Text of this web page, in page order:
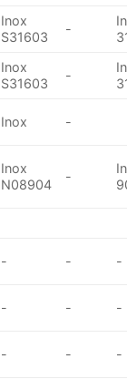
Inox
S31603
-
Inox
S31603
-
Inox -
Inox
N08904
-
- - -
- - -
- - -